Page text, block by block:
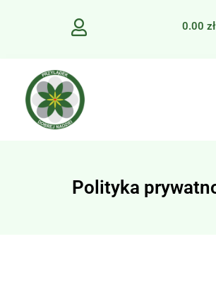
0.00 zł
Polityka